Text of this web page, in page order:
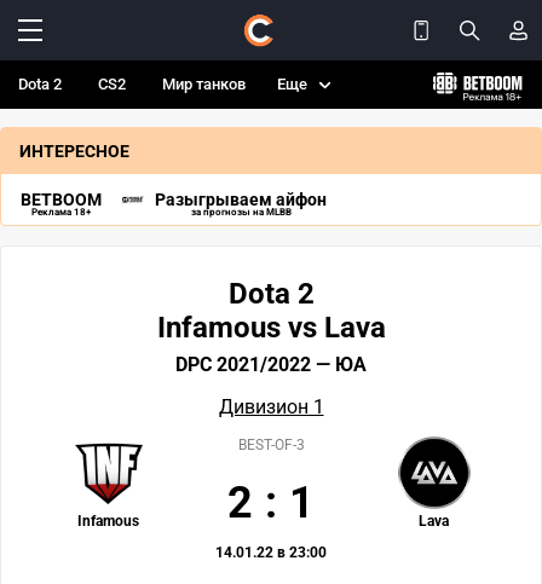
Dota 2 CS2 Мир танков Еще
ИНТЕРЕСНОЕ
BETBOOM
Реклама 18+
Разыгрываем айфон
за прогнозы на MLBB
Dota 2
Infamous vs Lava
DPC 2021/2022 — ЮА
Дивизион 1
Infamous Lava
BEST-OF-3
2 : 1
14.01.22 в 23:00